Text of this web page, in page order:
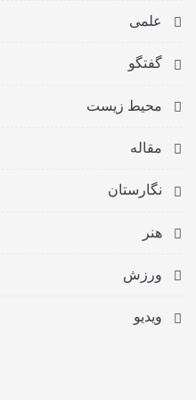
علمی
گفتگو
محیط زیست
مقاله
نگارستان
هنر
ورزش
ویدیو